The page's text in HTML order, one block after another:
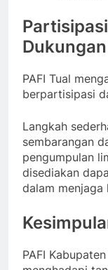
Dukungan
PAFI Tual
berpartisipasi
Langkah
sembarangan
pengumpulan
disediakan
dalam menjaga
PAFI